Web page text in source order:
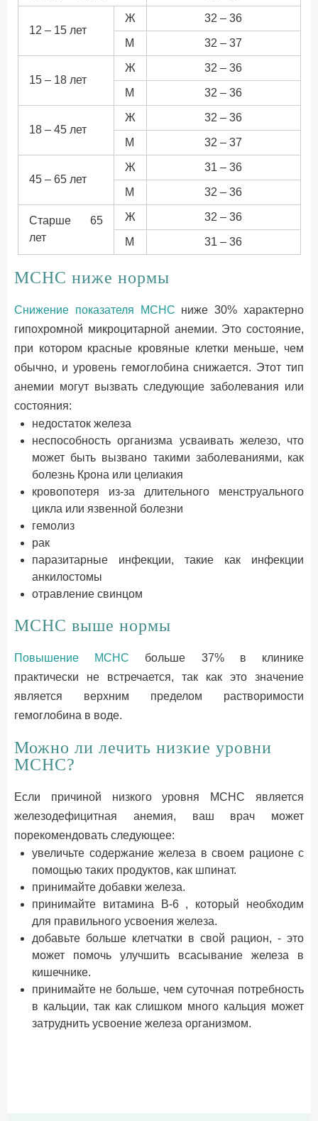
12 – 15 лет
Ж 32 – 36
М 32 – 37
15 – 18 лет
Ж 32 – 36
М 32 – 36
18 – 45 лет
Ж 32 – 36
М 32 – 37
45 – 65 лет
Ж 31 – 36
М 32 – 36
Старше 65
лет
Ж 32 – 36
М 31 – 36
МСНС ниже нормы
Снижение показателя МСНС ниже 30% характерно
гипохромной микроцитарной анемии. Это состояние,
при котором красные кровяные клетки меньше, чем
обычно, и уровень гемоглобина снижается. Этот тип
анемии могут вызвать следующие заболевания или
состояния:
недостаток железа
неспособность организма усваивать железо, что
может быть вызвано такими заболеваниями, как
болезнь Крона или целиакия
кровопотеря из-за длительного менструального
цикла или язвенной болезни
гемолиз
рак
паразитарные инфекции, такие как инфекции
анкилостомы
отравление свинцом
МСНС выше нормы
Повышение MCHC больше 37% в клинике
практически не встречается, так как это значение
является верхним пределом растворимости
гемоглобина в воде.
Можно ли лечить низкие уровни
MCHC?
Если причиной низкого уровня MCHC является
железодефицитная анемия, ваш врач может
порекомендовать следующее:
увеличьте содержание железа в своем рационе с
помощью таких продуктов, как шпинат.
принимайте добавки железа.
принимайте витамина B-6 , который необходим
для правильного усвоения железа.
добавьте больше клетчатки в свой рацион, - это
может помочь улучшить всасывание железа в
кишечнике.
принимайте не больше, чем суточная потребность
в кальции, так как слишком много кальция может
затруднить усвоение железа организмом.